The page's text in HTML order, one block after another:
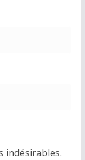
indésirables.